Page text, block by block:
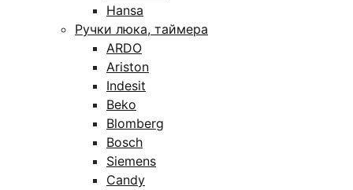
Hansa
Ручки люка, таймера
ARDO
Ariston
Indesit
Beko
Blomberg
Bosch
Siemens
Candy